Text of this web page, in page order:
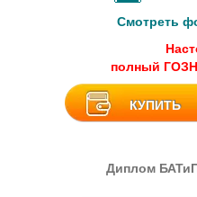
Смотреть
полный
КУПИТЬ
Диплом